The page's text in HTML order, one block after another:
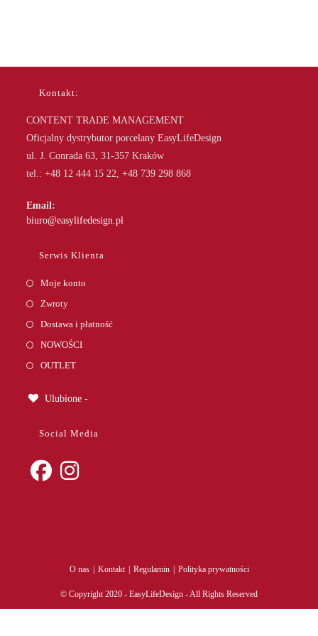
Kontakt:
CONTENT TRADE MANAGEMENT
Oficjalny dystrybutor porcelany EasyLifeDesign
ul. J. Conrada 63, 31-357 Kraków
tel.: +48 12 444 15 22, +48 739 298 868
Email:
biuro@easylifedesign.pl
Serwis Klienta
Moje konto
Zwroty
Dostawa i płatność
NOWOŚCI
OUTLET
Ulubione -
Social Media
tabO nas Kontakt Regulamin Polityka prywatności
© Copyright 2020 - EasyLifeDesign - All Rights Reserved